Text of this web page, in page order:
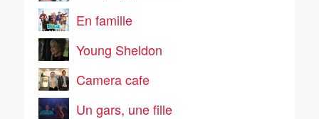
En famille
Young Sheldon
Camera cafe
Un gars, une fille